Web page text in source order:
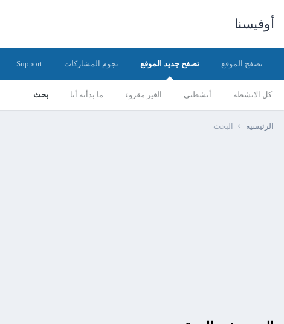
أوفيسنا
تصفح الموقع تصفح جديد الموقع
كل الانشطه أنشطتي الغير مقروء ما بدأته أنا بحث
نجوم المشاركات Support
الرئيسيه البحث